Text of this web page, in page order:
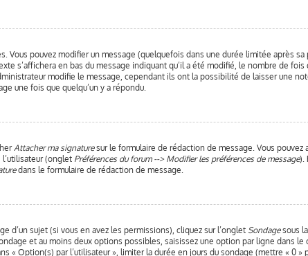
Vous pouvez modifier un message (quelquefois dans une durée limitée après
s’affichera en bas du message indiquant qu’il a été modifié, le nombre de fois
modifie le message, cependant ils ont la possibilité de laisser une
une fois que quelqu’un y a répondu.
Attacher ma signaturesur le formulaire de rédaction de message. Vous pouvez
(onglet Préférences du forum --> Modifier les préférences de message).
dans le formulaire de rédaction de message.
d’un sujet (si vous en avez les permissions), cliquez sur l’onglet Sondagesous
et au moins deux options possibles, saisissez une option par ligne dans le
« Option(s) par l’utilisateur », limiter la durée en jours du sondage (mettre « 0 »